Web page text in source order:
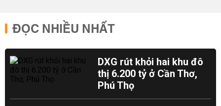
ĐỌC NHIỀU NHẤT
DXG rút khỏi hai khu đô
thị 6.200 tỷ ở Cần Thơ,
Phú Thọ